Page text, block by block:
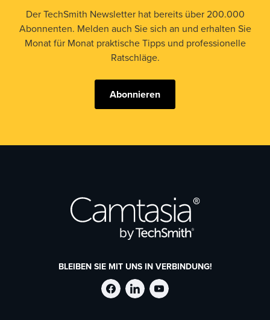
Der TechSmith Newsletter hat bereits über 200.000
Abonnenten. Melden auch Sie sich an und erhalten Sie
Monat für Monat praktische Tipps und professionelle
Ratschläge.
Abonnieren
BLEIBEN SIE MIT UNS IN VERBINDUNG!
TechSmith
TechSmith
TechSmith